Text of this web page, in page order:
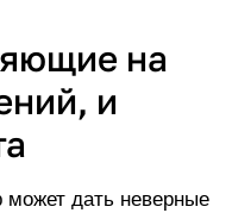
на
и
дать неверные